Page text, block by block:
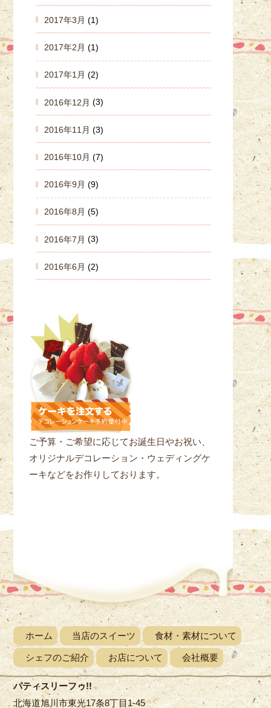
2017年3月 (1)
2017年2月 (1)
2017年1月 (2)
2016年12月 (3)
2016年11月 (3)
2016年10月 (7)
2016年9月 (9)
2016年8月 (5)
2016年7月 (3)
2016年6月 (2)
ご予算・ご希望に応じてお誕生日やお祝い、
オリジナルデコレーション・ウェディングケ
ーキなどをお作りしております。
ホーム 当店のスイーツ 食材・素材について
シェフのご紹介 お店について 会社概要
パティスリーフゥ!!
北海道旭川市東光17条8丁目1-45